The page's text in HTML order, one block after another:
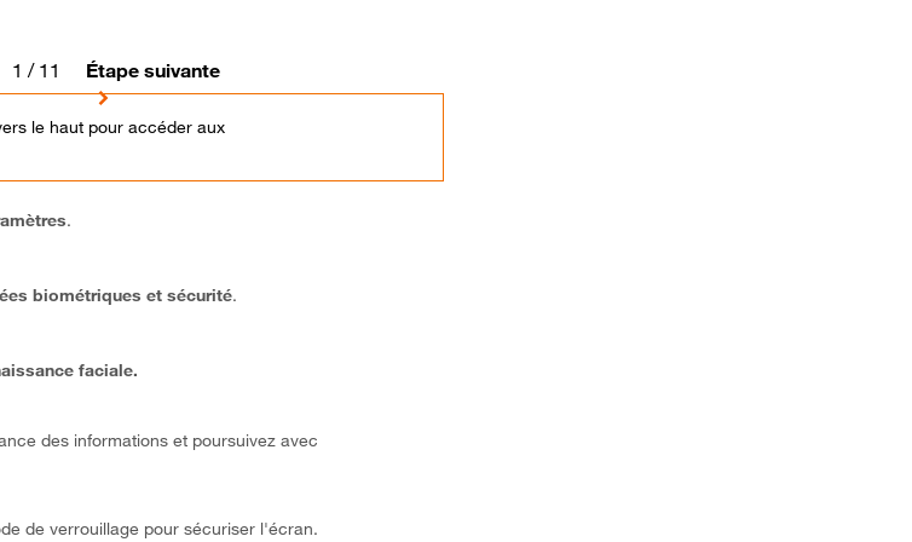
1 / 11 Étape suivante
le haut pour accéder aux
.
biométriques et sécurité.
faciale.
des informations et poursuivez avec
de verrouillage pour sécuriser l'écran.